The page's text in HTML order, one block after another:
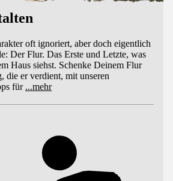
oft ignoriert, aber doch eigentlich
Der Flur. Das Erste und Letzte, was
Haus siehst. Schenke Deinem Flur
die er verdient, mit unseren
für ...mehr